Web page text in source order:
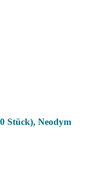
Stück), Neodym